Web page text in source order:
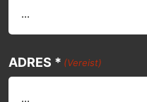
ADRES * (Vereist)